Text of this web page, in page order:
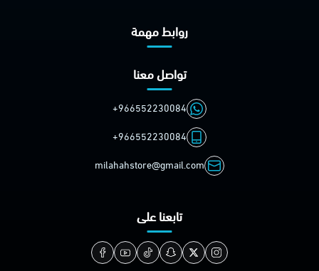
روابط مهمة
تواصل معنا
+966552230084
+966552230084
milahahstore@gmail.com
تابعنا على